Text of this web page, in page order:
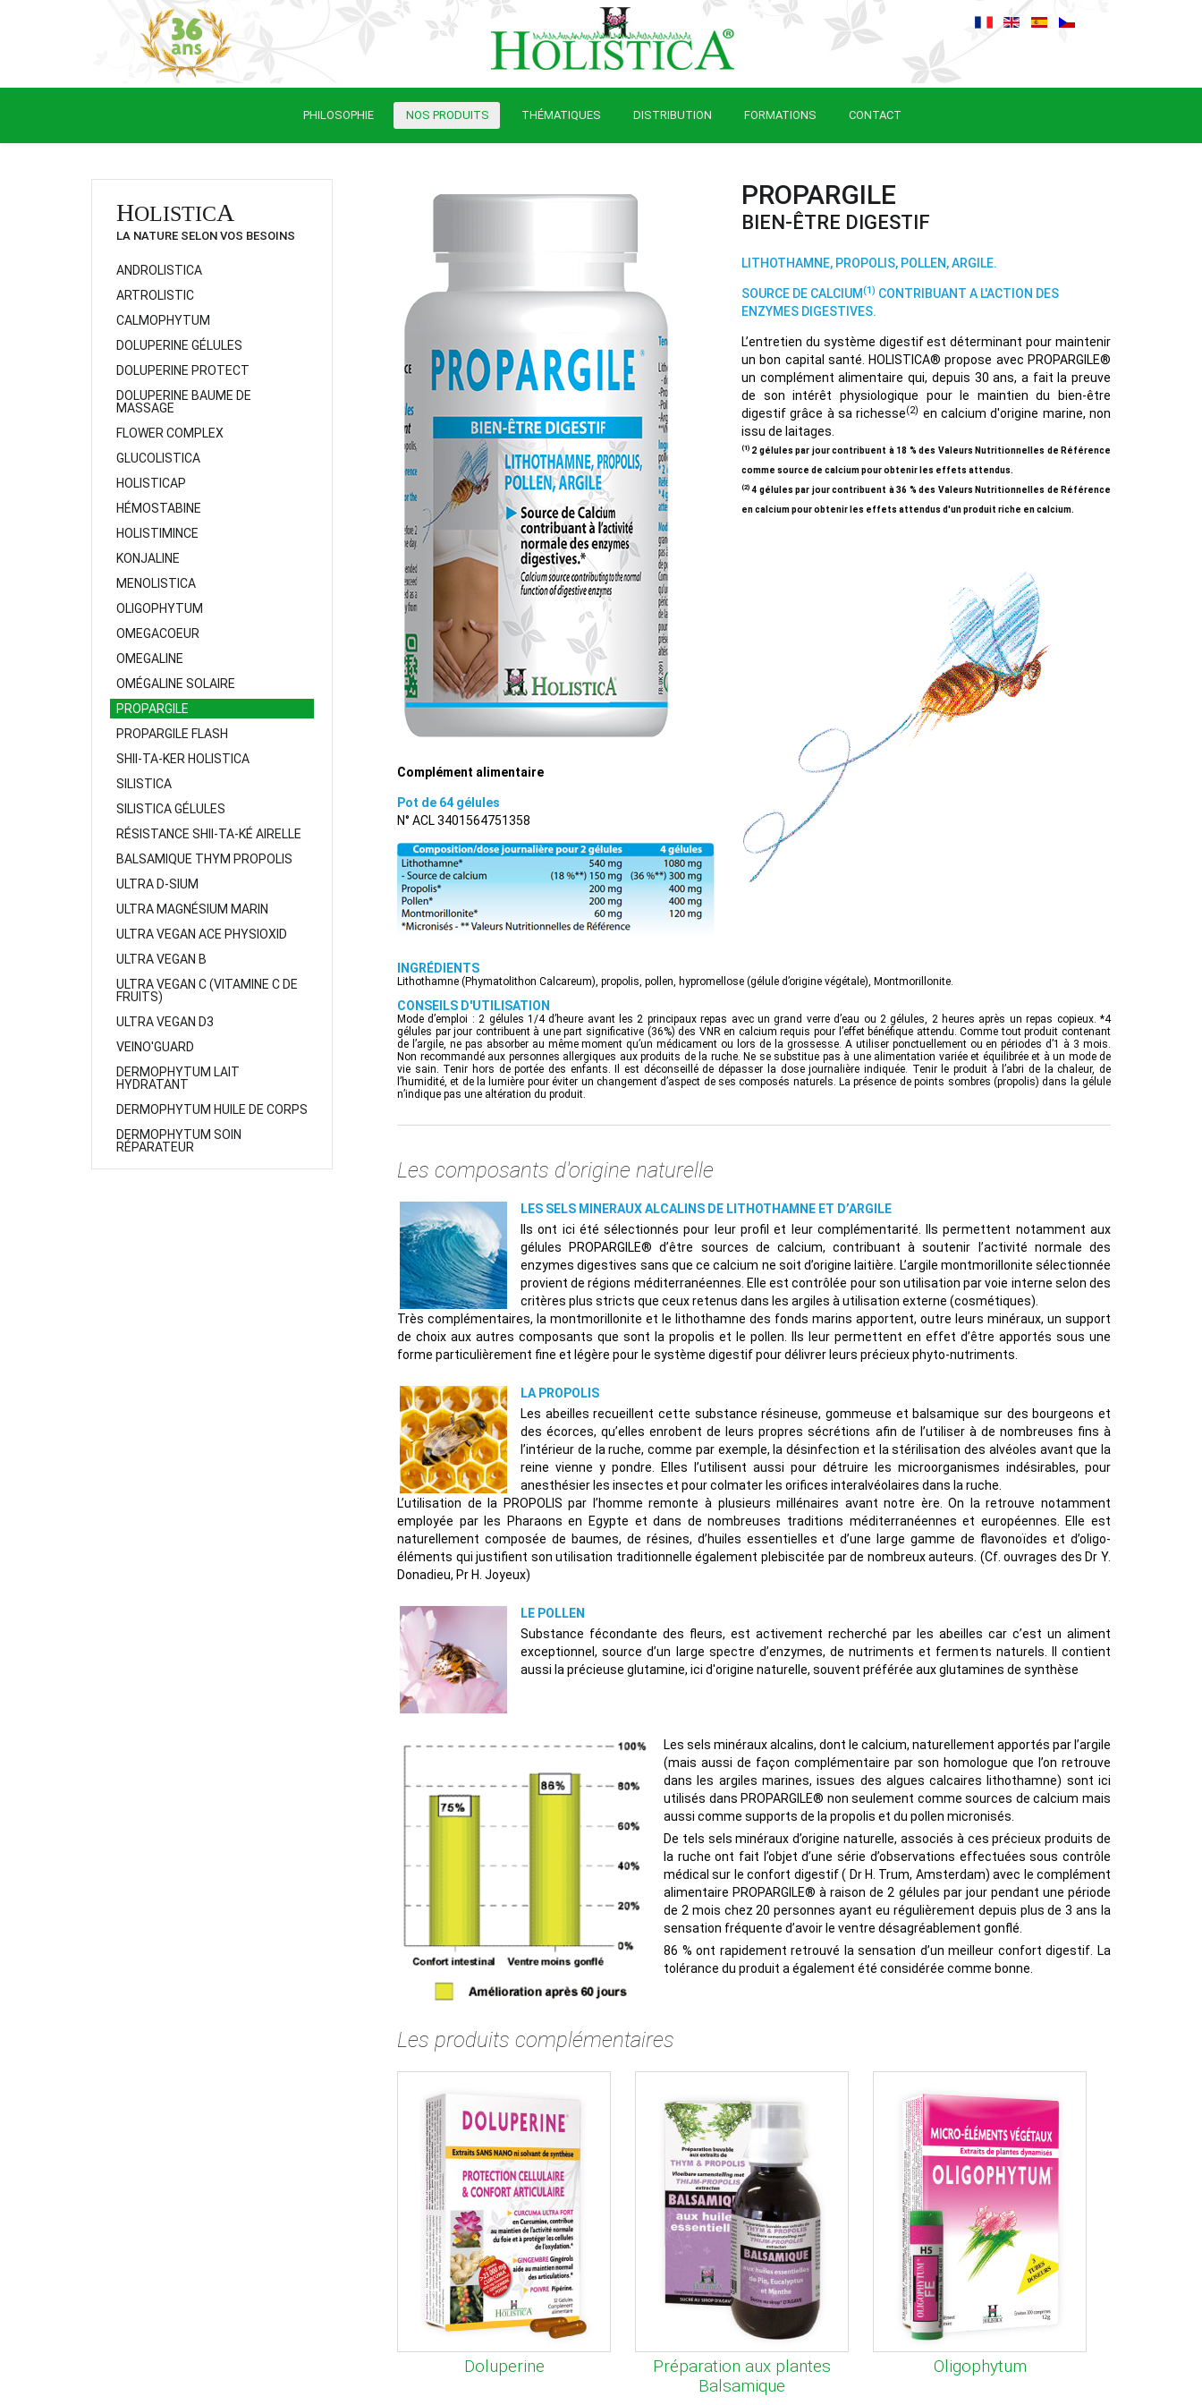
PHILOSOPHIE NOS PRODUITS THÉMATIQUES DISTRIBUTION FORMATIONS CONTACT
Complément alimentaire
Pot de 64 gélules
N° ACL 3401564751358
PROPARGILE
BIEN-ÊTRE DIGESTIF
LITHOTHAMNE, PROPOLIS, POLLEN, ARGILE.
SOURCE DE CALCIUM(1) CONTRIBUANT A L'ACTION DES
ENZYMES DIGESTIVES.
L’entretien du système digestif est déterminant pour maintenir
un bon capital santé. HOLISTICA® propose avec PROPARGILE®
un complément alimentaire qui, depuis 30 ans, a fait la preuve
de son intérêt physiologique pour le maintien du bien-être
digestif grâce à sa richesse(2) en calcium d'origine marine, non
issu de laitages.
(1) 2 gélules par jour contribuent à 18 % des Valeurs Nutritionnelles de Référence
comme source de calcium pour obtenir les effets attendus.
(2) 4 gélules par jour contribuent à 36 % des Valeurs Nutritionnelles de Référence
en calcium pour obtenir les effets attendus d'un produit riche en calcium.
INGRÉDIENTS
Lithothamne (Phymatolithon Calcareum), propolis, pollen, hypromellose (gélule d’origine végétale), Montmorillonite.
CONSEILS D'UTILISATION
Mode d’emploi : 2 gélules 1/4 d’heure avant les 2 principaux repas avec un grand verre d’eau ou 2 gélules, 2 heures après un repas copieux. *4
gélules par jour contribuent à une part significative (36%) des VNR en calcium requis pour l’effet bénéfique attendu. Comme tout produit contenant
de l’argile, ne pas absorber au même moment qu’un médicament ou lors de la grossesse. A utiliser ponctuellement ou en périodes d’1 à 3 mois.
Non recommandé aux personnes allergiques aux produits de la ruche. Ne se substitue pas à une alimentation variée et équilibrée et à un mode de
vie sain. Tenir hors de portée des enfants. Il est déconseillé de dépasser la dose journalière indiquée. Tenir le produit à l’abri de la chaleur, de
l’humidité, et de la lumière pour éviter un changement d’aspect de ses composés naturels. La présence de points sombres (propolis) dans la gélule
n’indique pas une altération du produit.
Les composants d'origine naturelle
LES SELS MINERAUX ALCALINS DE LITHOTHAMNE ET D’ARGILE
Ils ont ici été sélectionnés pour leur profil et leur complémentarité. Ils permettent notamment aux
gélules PROPARGILE® d’être sources de calcium, contribuant à soutenir l’activité normale des
enzymes digestives sans que ce calcium ne soit d’origine laitière. L’argile montmorillonite sélectionnée
provient de régions méditerranéennes. Elle est contrôlée pour son utilisation par voie interne selon des
critères plus stricts que ceux retenus dans les argiles à utilisation externe (cosmétiques).
Très complémentaires, la montmorillonite et le lithothamne des fonds marins apportent, outre leurs minéraux, un support
de choix aux autres composants que sont la propolis et le pollen. Ils leur permettent en effet d’être apportés sous une
forme particulièrement fine et légère pour le système digestif pour délivrer leurs précieux phyto-nutriments.
LA PROPOLIS
Les abeilles recueillent cette substance résineuse, gommeuse et balsamique sur des bourgeons et
des écorces, qu’elles enrobent de leurs propres sécrétions afin de l’utiliser à de nombreuses fins à
l’intérieur de la ruche, comme par exemple, la désinfection et la stérilisation des alvéoles avant que la
reine vienne y pondre. Elles l’utilisent aussi pour détruire les microorganismes indésirables, pour
anesthésier les insectes et pour colmater les orifices interalvéolaires dans la ruche.
L’utilisation de la PROPOLIS par l’homme remonte à plusieurs millénaires avant notre ère. On la retrouve notamment
employée par les Pharaons en Egypte et dans de nombreuses traditions méditerranéennes et européennes. Elle est
naturellement composée de baumes, de résines, d’huiles essentielles et d’une large gamme de flavonoïdes et d’oligo-
éléments qui justifient son utilisation traditionnelle également plebiscitée par de nombreux auteurs. (Cf. ouvrages des Dr Y.
Donadieu, Pr H. Joyeux)
LE POLLEN
Substance fécondante des fleurs, est activement recherché par les abeilles car c’est un aliment
exceptionnel, source d’un large spectre d’enzymes, de nutriments et ferments naturels. Il contient
aussi la précieuse glutamine, ici d'origine naturelle, souvent préférée aux glutamines de synthèse
Les sels minéraux alcalins, dont le calcium, naturellement apportés par l’argile
(mais aussi de façon complémentaire par son homologue que l’on retrouve
dans les argiles marines, issues des algues calcaires lithothamne) sont ici
utilisés dans PROPARGILE® non seulement comme sources de calcium mais
aussi comme supports de la propolis et du pollen micronisés.
De tels sels minéraux d’origine naturelle, associés à ces précieux produits de
la ruche ont fait l’objet d’une série d’observations effectuées sous contrôle
médical sur le confort digestif ( Dr H. Trum, Amsterdam) avec le complément
alimentaire PROPARGILE® à raison de 2 gélules par jour pendant une période
de 2 mois chez 20 personnes ayant eu régulièrement depuis plus de 3 ans la
sensation fréquente d’avoir le ventre désagréablement gonflé.
86 % ont rapidement retrouvé la sensation d’un meilleur confort digestif. La
tolérance du produit a également été considérée comme bonne.
Les produits complémentaires
Doluperine
Préparation aux plantes
Balsamique
Oligophytum
HOLISTICA
LA NATURE SELON VOS BESOINS
ANDROLISTICA
ARTROLISTIC
CALMOPHYTUM
DOLUPERINE GÉLULES
DOLUPERINE PROTECT
DOLUPERINE BAUME DE
MASSAGE
FLOWER COMPLEX
GLUCOLISTICA
HOLISTICAP
HÉMOSTABINE
HOLISTIMINCE
KONJALINE
MENOLISTICA
OLIGOPHYTUM
OMEGACOEUR
OMEGALINE
OMÉGALINE SOLAIRE
PROPARGILE
PROPARGILE FLASH
SHII-TA-KER HOLISTICA
SILISTICA
SILISTICA GÉLULES
RÉSISTANCE SHII-TA-KÉ AIRELLE
BALSAMIQUE THYM PROPOLIS
ULTRA D-SIUM
ULTRA MAGNÉSIUM MARIN
ULTRA VEGAN ACE PHYSIOXID
ULTRA VEGAN B
ULTRA VEGAN C (VITAMINE C DE
FRUITS)
ULTRA VEGAN D3
VEINO'GUARD
DERMOPHYTUM LAIT
HYDRATANT
DERMOPHYTUM HUILE DE CORPS
DERMOPHYTUM SOIN
RÉPARATEUR